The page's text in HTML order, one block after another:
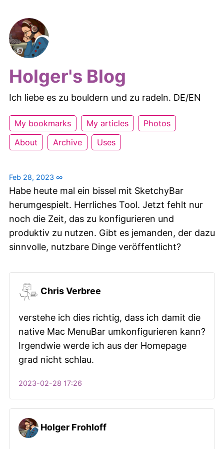
Holger's Blog
Ich liebe es zu bouldern und zu radeln. DE/EN
My bookmarks My articles
Photos
About
Archive Uses
Feb 28, 2023 ∞
Habe heute mal ein bissel mit SketchyBar
herumgespielt. Herrliches Tool. Jetzt fehlt nur
noch die Zeit, das zu konfigurieren und
produktiv zu nutzen. Gibt es jemanden, der dazu
sinnvolle, nutzbare Dinge veröffentlicht?
Chris Verbree
verstehe ich dies richtig, dass ich damit die
native Mac MenuBar umkonfigurieren kann?
Irgendwie werde ich aus der Homepage
grad nicht schlau.
2023-02-28 17:26
Holger Frohloff